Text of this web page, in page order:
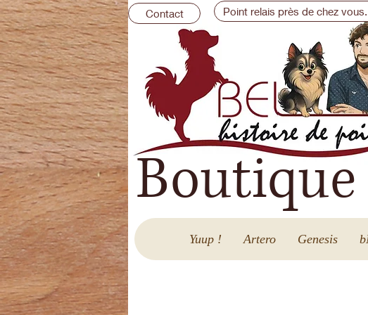
Contact Point relais près de chez
Boutique
Yuup ! Artero Genesis